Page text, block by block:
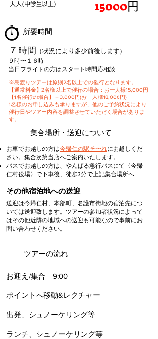
大人(中学生以上)
​所要時間
15000円
７ 時間 （状況により多少前後します）
９時〜１６時​
​当日フライトの方はスタート時間応相談
※島渡りツアーは原則2名以上での催行となります。
【通常料金】2名様以上で催行の場合：お一人様15,000円
【1名催行の場合】＋3,000円(お一人様18,000円)
​1名様のお申し込みも承りますが、他のご予約状況により
催行日やツアー内容を調整させていただく場合がありま
す。
​集合場所・送迎について
​お車でお越しの方は今帰仁の駅そ〜れにお越しくだ
さい。集合次第当店へご案内いたします。
​バスでお越しの方は、やんばる急行バスにて〈今帰
仁村役場〉で下車後、徒歩3分で上記集合場所へ
​その他宿泊地への送迎
送迎は今帰仁村、本部町、名護市街地の宿泊先につ
いては送迎致します。ツアーの参加者状況によって
はその他近隣の地域への送迎も可能なので事前にお
問い合わせください。
​ツアーの流れ
お迎え/集合 9:00
​ポイントへ移動&レクチャー
​出発、シュノーケリング等
​ランチ、シュノーケリング等